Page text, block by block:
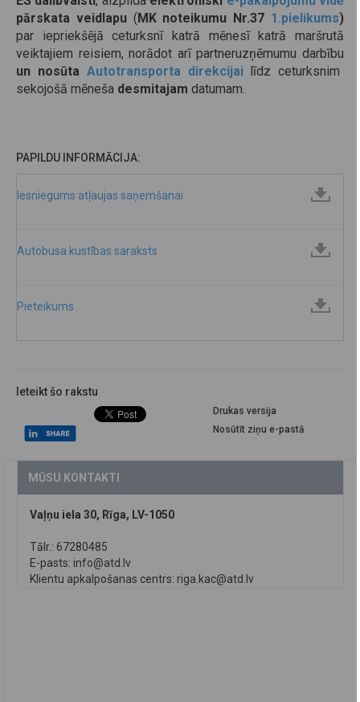
pārskata veidlapu( MK noteikumu Nr.37 1.pielikums)
par iepriekšējā ceturksnī katrā mēnesī katrā maršrutā
veiktajiem reisiem, norādot arī partneruzņēmumu darbību
un nosūta Autotransporta direkcijailīdz ceturksnim
sekojošā mēneša desmitajam datumam.
PAPILDU INFORMĀCIJA:
Iesniegums atļaujas saņemšanai
Autobusa kustības saraksts
Pieteikums
Ieteikt šo rakstu
Drukas versija
Nosūtīt ziņu e-pastā
MŪSU KONTAKTI
Vaļņu iela 30, Rīga, LV-1050
Tālr.: 67280485
E-pasts: info@atd.lv
Klientu apkalpošanas centrs: riga.kac@atd.lv